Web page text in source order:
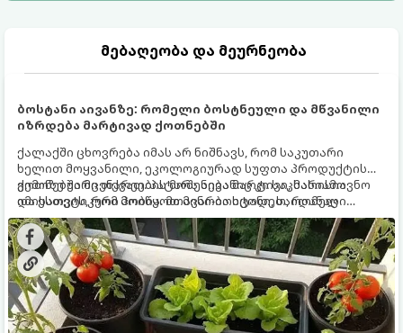
მებაღეობა და მეურნეობა
ბოსტანი აივანზე: რომელი ბოსტნეული და მწვანილი
იზრდება მარტივად ქოთნებში
ქალაქში ცხოვრება იმას არ ნიშნავს, რომ საკუთარი
ხელით მოყვანილი, ეკოლოგიურად სუფთა პროდუქტის
გემოზე უარი თქვათ. პატარა აივანიც კი საკმარისია
იმისათვის, რომ მოიწყოთ მინი-ბოსტანი, საიდანაც
ყოველდღიურად ახალ, არომატულ მწვანილსა და
ბოსტნეულს მოკრეფთ.
ქოთნებში მცენარეების მოშენება მარტივი, სასიამოვნო
და ესთეტიკური ჰობია. მთავარია იცოდეთ, რომელი
კულტურები ეგუებიან ქოთნის პირობებს ყველაზე კარგად
და როგორ მოუაროთ მათ სწორად.